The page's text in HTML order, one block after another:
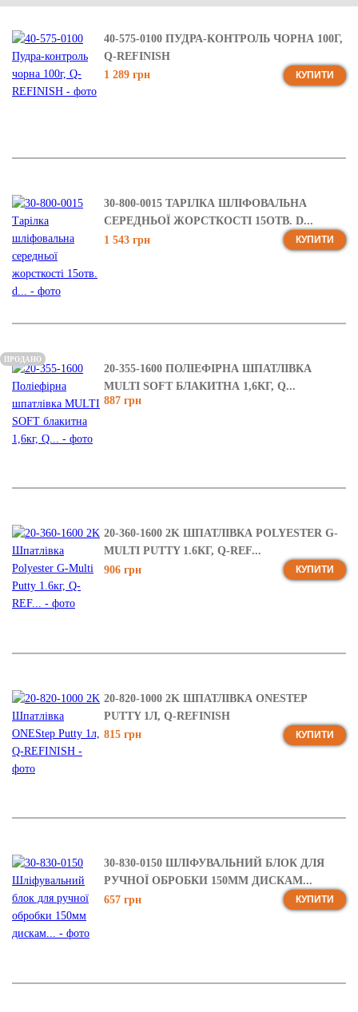
40-575-0100 ПУДРА-КОНТРОЛЬ ЧОРНА 100Г,
Q-REFINISH
1 289 грн
КУПИТИ
30-800-0015 ТАРІЛКА ШЛІФОВАЛЬНА
СЕРЕДНЬОЇ ЖОРСТКОСТІ 15ОТВ. D...
1 543 грн
КУПИТИ
20-355-1600 ПОЛІЕФІРНА ШПАТЛІВКА
MULTI SOFT БЛАКИТНА 1,6КГ, Q...
887 грн
ПРОДАНО
20-360-1600 2K ШПАТЛІВКА POLYESTER G-
MULTI PUTTY 1.6КГ, Q-REF...
906 грн
КУПИТИ
20-820-1000 2K ШПАТЛІВКА ONESTEP
PUTTY 1Л, Q-REFINISH
815 грн
КУПИТИ
30-830-0150 ШЛІФУВАЛЬНИЙ БЛОК ДЛЯ
РУЧНОЇ ОБРОБКИ 150ММ ДИСКАМ...
657 грн
КУПИТИ